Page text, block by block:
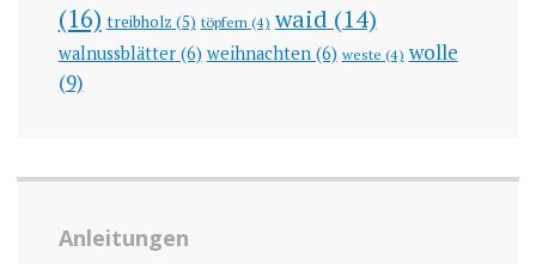
(16) treibholz (5) töpfern (4) waid (14)
walnussblätter(6) weihnachten(6) weste (4) wolle
(9)
Anleitungen